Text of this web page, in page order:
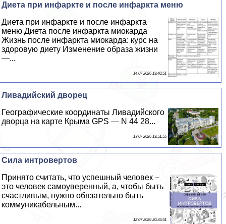
Диета при инфаркте и после инфаркта меню
Диета при инфаркте и после инфаркта
меню Диета после инфаркта миокарда
Жизнь после инфаркта миокарда: курс на
здоровую диету Изменение образа жизни
—...
14 07 2026 19:40:51
Ливадийский дворец
Географические координаты Ливадийского
дворца на карте Крыма GPS — N 44 28...
13 07 2026 19:51:55
Сила интровертов
Принято считать, что успешный человек –
это человек самоуверенный, а, чтобы быть
счастливым, нужно обязательно быть
коммуникабельным...
12 07 2026 20:35:51